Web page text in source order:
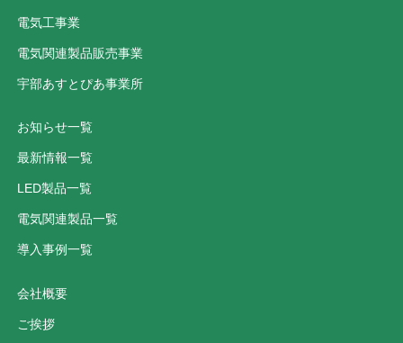
電気工事業
電気関連製品販売事業
宇部あすとぴあ事業所
お知らせ一覧
最新情報一覧
LED製品一覧
電気関連製品一覧
導入事例一覧
会社概要
ご挨拶